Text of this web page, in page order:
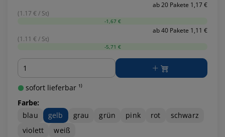
ab 20 Pakete 1,17 €
(1.17 € / St)
-1,67 €
ab 40 Pakete 1,11 €
(1.11 € / St)
-5,71 €
Menge
sofort lieferbar ¹⁾
Farbe:
blau
gelb grau grün pink rot
schwarz
violett
weiß